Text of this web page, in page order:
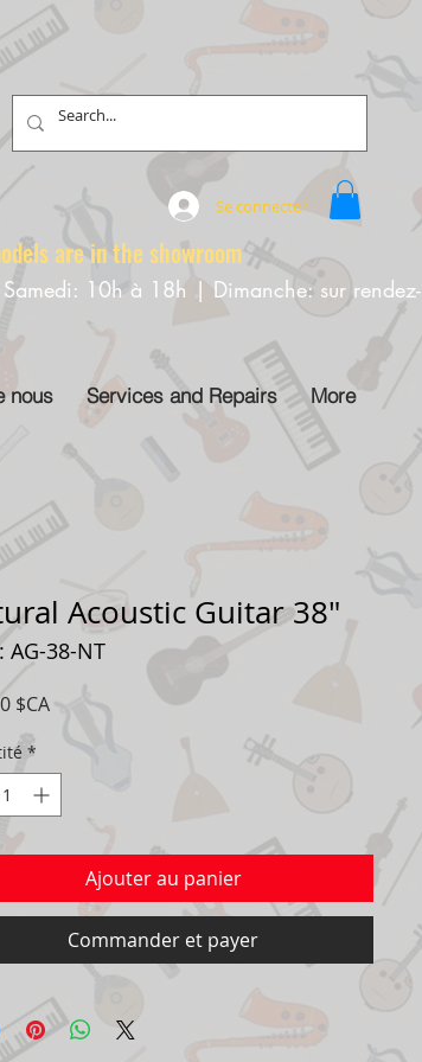
Se connecter
in the showroom
10h à 18h | Dimanche: sur rendez-
nous Services and Repairs More
Acoustic Guitar 38"
AG-38-NT
$CAPrix
*
Ajouter au panier
Commander et payer